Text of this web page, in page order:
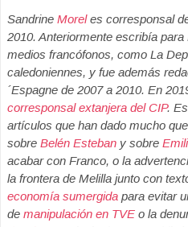
Sandrine Moreles corresponsal
2010. Anteriormente escribía
medios francófonos, como La
caledoniennes, y fue además
´Espagne de 2007 a 2010. En
corresponsal extanjera del CIP.
artículos que han dado mucho
sobre Belén Esteban y sobre
acabar con Franco, o la
la frontera de Melilla junto con
economía sumergida para evitar
de manipulación en TVE o la